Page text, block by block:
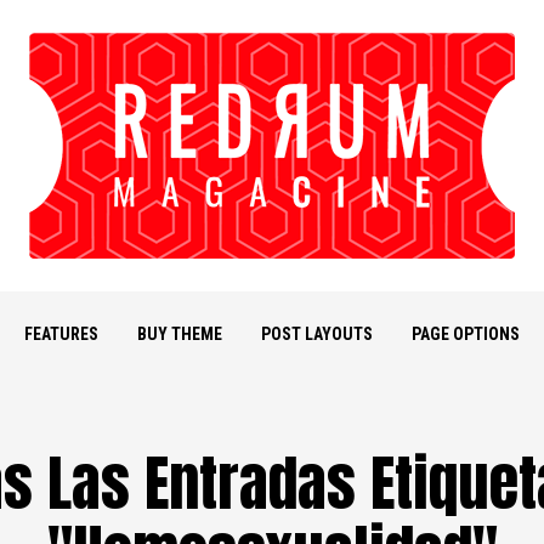
FEATURES BUY THEME POST LAYOUTS PAGE OPTIONS
Las Entradas